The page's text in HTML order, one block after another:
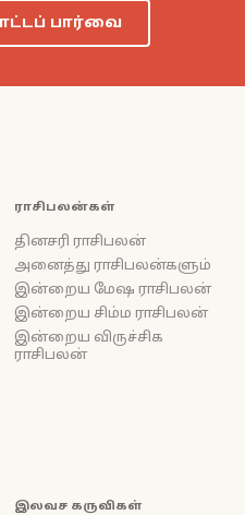
பார்வை
ராசிபலன்கள்
தினசரி ராசிபலன்
அனைத்து ராசிபலன்களும்
இன்றைய மேஷ ராசிபலன்
இன்றைய சிம்ம ராசிபலன்
இன்றைய விருச்சிக
ராசிபலன்
இலவச கருவிகள்